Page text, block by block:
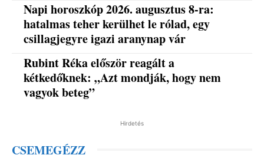
Napi horoszkóp 2026. augusztus 8-ra:
hatalmas teher kerülhet le rólad, egy
csillagjegyre igazi aranynap vár
Rubint Réka először reagált a
kétkedőknek: „Azt mondják, hogy nem
vagyok beteg”
Hirdetés
CSEMEGÉZZ